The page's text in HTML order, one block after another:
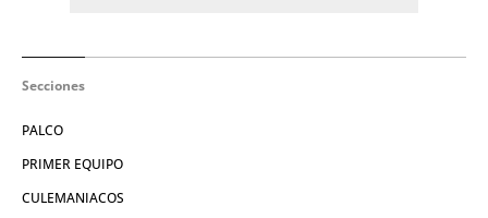
Secciones
PALCO
PRIMER EQUIPO
CULEMANIACOS